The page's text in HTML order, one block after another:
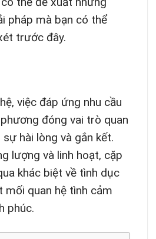
pháp mà bạn có thể
trước đây.
việc đáp ứng nhu cầu
đóng vai trò quan
hài lòng và gắn kết.
lượng và linh hoạt, cặp
khác biệt về tình dục
mối quan hệ tình cảm
phúc.